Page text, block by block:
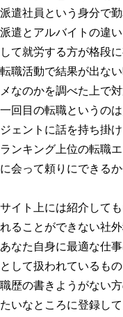
派遣社員という身分で
派遣とアルバイトの違
して就労する方が格段
転職活動で結果が出な
メなのかを調べた上で
一回目の転職というの
ジェントに話を持ち掛
ランキング上位の転職
に会って頼りにできる
サイト上には紹介して
れることができない社
あなた自身に最適な仕
として扱われているも
職歴の書きようがない
たいなところに登録し